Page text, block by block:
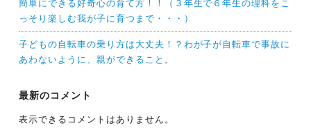
簡単にできる好奇心の育て方！！（３年生で６年生の理科をこ
っそり楽しむ我が子に育つまで・・・）
子どもの自転車の乗り方は大丈夫！？わが子が自転車で事故に
あわないように、親ができること。
最新のコメント
表示できるコメントはありません。